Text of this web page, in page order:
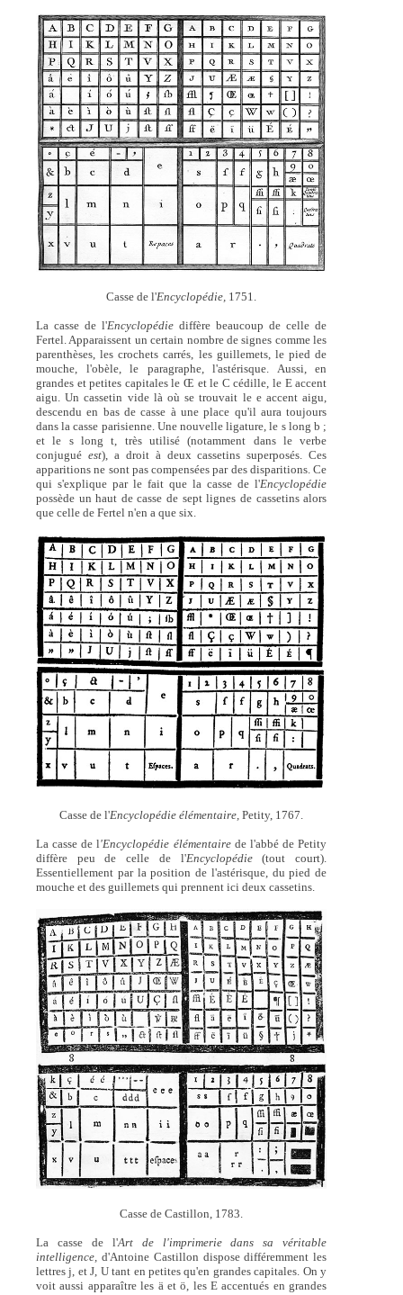
Casse de l'Encyclopédie, 1751.
La casse de l'Encyclopédie diffère beaucoup de celle de
Fertel. Apparaissent un certain nombre de signes comme les
parenthèses, les crochets carrés, les guillemets, le pied de
mouche, l'obèle, le paragraphe, l'astérisque. Aussi, en
grandes et petites capitales le Œ et le C cédille, le E accent
aigu. Un cassetin vide là où se trouvait le e accent aigu,
descendu en bas de casse à une place qu'il aura toujours
dans la casse parisienne. Une nouvelle ligature, le s long b ;
et le s long t, très utilisé (notamment dans le verbe
conjugué est), a droit à deux cassetins superposés. Ces
apparitions ne sont pas compensées par des disparitions. Ce
qui s'explique par le fait que la casse de l'Encyclopédie
possède un haut de casse de sept lignes de cassetins alors
que celle de Fertel n'en a que six.
Casse de l'Encyclopédie élémentaire, Petity, 1767.
La casse de l'Encyclopédie élémentairede l'abbé de Petity
diffère peu de celle de l'Encyclopédie(tout court).
Essentiellement par la position de l'astérisque, du pied de
mouche et des guillemets qui prennent ici deux cassetins.
Casse de Castillon, 1783.
La casse de l'Art de l'imprimerie dans sa véritable
intelligence, d'Antoine Castillon dispose différemment les
lettres j, et J, U tant en petites qu'en grandes capitales. On y
voit aussi apparaître les ä et ö, les E accentués en grandes